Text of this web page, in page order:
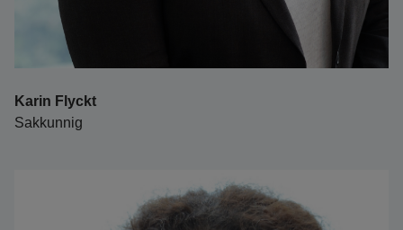
Karin Flyckt
Sakkunnig